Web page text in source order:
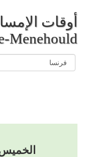
أوقات
Menehould
الخميس 6 أوت 2026